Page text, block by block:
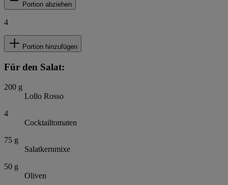
Portion abziehen
4
Portion hinzufügen
Für den Salat:
200 g
Lollo Rosso
4
Cocktailtomaten
75 g
Salatkernmixe
50 g
Oliven